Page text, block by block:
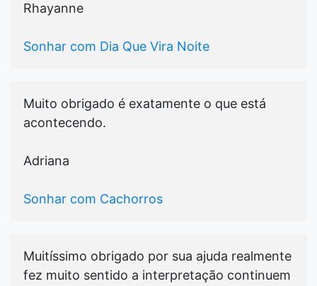
Rhayanne
Sonhar com Dia Que Vira Noite
Muito obrigado é exatamente o que está
acontecendo.
Adriana
Sonhar com Cachorros
Muitíssimo obrigado por sua ajuda realmente
fez muito sentido a interpretação continuem